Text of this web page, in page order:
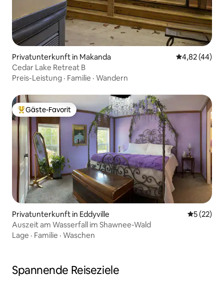
Privatunterkunft in Makanda
4,82 (44)
Cedar Lake Retreat B
Preis-Leistung · Familie · Wandern
Beliebter Gäste-Favorit.
Gäste-Favorit
Privatunterkunft in Eddyville
5 (22)
Auszeit am Wasserfall im Shawnee-Wald
Lage · Familie · Waschen
Spannende Reiseziele